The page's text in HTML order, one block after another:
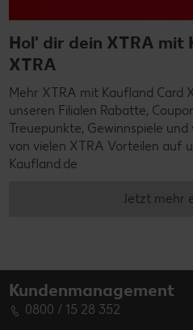
Hol' dir dein XTRA mit
XTRA
Mehr XTRA mit Kaufland Card
unseren Filialen Rabatte,
Treuepunkte, Gewinnspiele
von vielen XTRA Vorteilen auf
Kaufland.de
Jetzt mehr
Kundenmanagement
0800 / 15 28 352